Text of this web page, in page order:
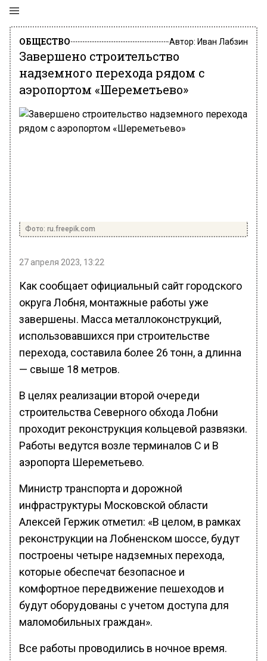
ОБЩЕСТВО Автор: Иван Лабзин
Завершено строительство
надземного перехода рядом с
аэропортом «Шереметьево»
Фото: ru.freepik.com
27 апреля 2023, 13:22
Как сообщает официальный сайт городского
округа Лобня, монтажные работы уже
завершены. Масса металлоконструкций,
использовавшихся при строительстве
перехода, составила более 26 тонн, а длинна
— свыше 18 метров.
В целях реализации второй очереди
строительства Северного обхода Лобни
проходит реконструкция кольцевой развязки.
Работы ведутся возле терминалов С и В
аэропорта Шереметьево.
Министр транспорта и дорожной
инфраструктуры Московской области
Алексей Гержик отметил: «В целом, в рамках
реконструкции на Лобненском шоссе, будут
построены четыре надземных перехода,
которые обеспечат безопасное и
комфортное передвижение пешеходов и
будут оборудованы с учетом доступа для
маломобильных граждан».
Все работы проводились в ночное время.